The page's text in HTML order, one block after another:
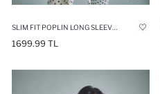
1699.99 TL